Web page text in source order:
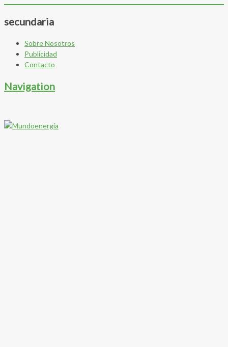
secundaria
Sobre Nosotros
Publicidad
Contacto
Navigation